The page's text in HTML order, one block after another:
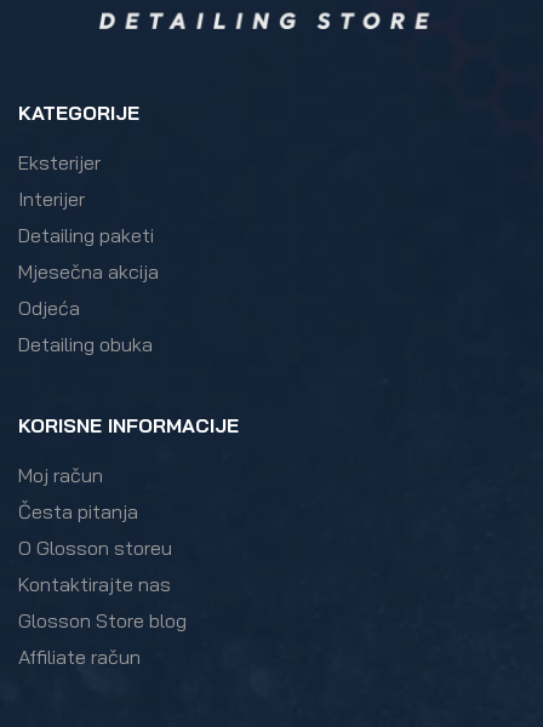
KATEGORIJE
Eksterijer
Interijer
Detailing paketi
Mjesečna akcija
Odjeća
Detailing obuka
KORISNE INFORMACIJE
Moj račun
Česta pitanja
O Glosson storeu
Kontaktirajte nas
Glosson Store blog
Affiliate račun